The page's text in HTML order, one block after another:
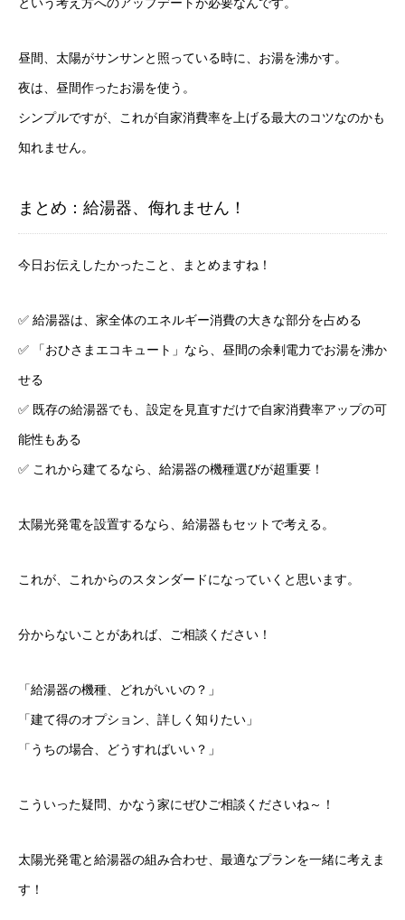
昼間、太陽がサンサンと照っている時に、お湯を沸かす。
夜は、昼間作ったお湯を使う。
シンプルですが、これが自家消費率を上げる最大のコツなのかも
知れません。
まとめ：給湯器、侮れません！
今日お伝えしたかったこと、まとめますね！
✅ 給湯器は、家全体のエネルギー消費の大きな部分を占める
✅ 「おひさまエコキュート」なら、昼間の余剰電力でお湯を沸か
せる
✅ 既存の給湯器でも、設定を見直すだけで自家消費率アップの可
能性もある
✅ これから建てるなら、給湯器の機種選びが超重要！
太陽光発電を設置するなら、給湯器もセットで考える。
これが、これからのスタンダードになっていくと思います。
分からないことがあれば、ご相談ください！
「給湯器の機種、どれがいいの？」
「建て得のオプション、詳しく知りたい」
「うちの場合、どうすればいい？」
こういった疑問、かなう家にぜひご相談くださいね～！
太陽光発電と給湯器の組み合わせ、最適なプランを一緒に考えま
す！